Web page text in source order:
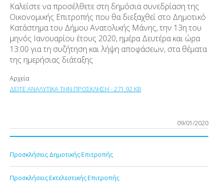
Καλείστε να προσέλθετε στη δημόσια συνεδρίαση της
Οικονομικής Επιτροπής που θα διεξαχθεί στο Δημοτικό
Κατάστημα του Δήμου Ανατολικής Μάνης, την 13η του
μηνός Ιανουαρίου έτους 2020, ημέρα Δευτέρα και ώρα
13:00 για τη συζήτηση και λήψη αποφάσεων, στα θέματα
της ημερήσιας διάταξης
Αρχεία
ΔΕΙΤΕ ΑΝΑΛΥΤΙΚΑ ΤΗΝ ΠΡΟΣΚΛΗΣΗ - 271.92 KB
09/01/2020
Προσκλήσεις Δημοτικής Επιτροπής
Προσκλήσεις Εκτελεστικής Επιτροπής